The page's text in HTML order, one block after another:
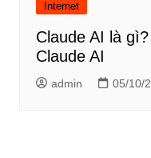
Internet
Claude AI là
Claude AI
admin 05/10/